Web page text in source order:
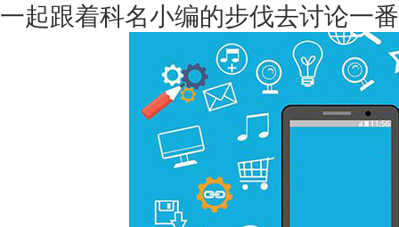
一起跟着科名小编的步伐去讨论一